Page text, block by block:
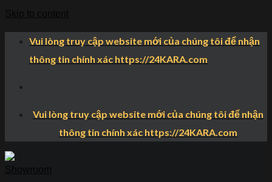
Vui lòng truy cập website mới của chúng tôi để nhận
thông tin chính xác https://24KARA.com
Vui lòng truy cập website mới của chúng tôi để nhận
thông tin chính xác https://24KARA.com